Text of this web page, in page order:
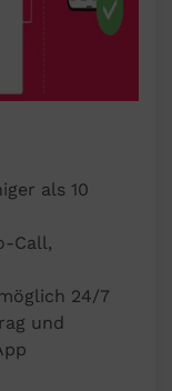
als 10
Call,
24/7
und